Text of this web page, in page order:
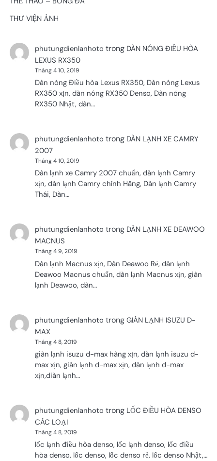
THƯ VIỆN ẢNH
phutungdienlanhoto trong DÀN NÓNG ĐIỀU HÒA
LEXUS RX350
Tháng 4 10, 2019
Dàn nóng Điều hòa Lexus RX350, Dàn nóng Lexus
RX350 xịn, dàn nóng RX350 Denso, Dàn nóng
RX350 Nhật, dàn…
phutungdienlanhoto trong DÀN LẠNH XE CAMRY
2007
Tháng 4 10, 2019
Dàn lạnh xe Camry 2007 chuẩn, dàn lạnh Camry
xịn, dàn lạnh Camry chính Hãng, Dàn lạnh Camry
Thái, Dàn…
phutungdienlanhoto trong DÀN LẠNH XE DEAWOO
MACNUS
Tháng 4 9, 2019
Dàn lạnh Macnus xịn, Dàn Deawoo Rẻ, dàn lạnh
Deawoo Macnus chuẩn, dàn lạnh Macnus xịn, giàn
lạnh Deawoo, dàn…
phutungdienlanhoto trong GIÀN LẠNH ISUZU D-
MAX
Tháng 4 8, 2019
giàn lạnh isuzu d-max hàng xịn, dàn lạnh isuzu d-
max xịn, giàn lạnh d-max xịn, dàn lạnh d-max
xịn,diàn lạnh…
phutungdienlanhoto trong LỐC ĐIỀU HÒA DENSO
CÁC LOẠI
Tháng 4 8, 2019
lốc lạnh điều hòa denso, lốc lạnh denso, lốc điều
hòa denso, lốc denso, lốc denso rẻ, lốc denso Nhật,…